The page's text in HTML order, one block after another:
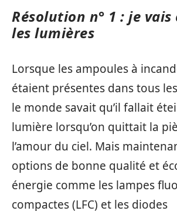
Résolution n° 1 : je
les lumières
Lorsque les ampoules à
étaient présentes dans tous
le monde savait qu’il fallait
lumière lorsqu’on quittait la
l’amour du ciel. Mais
options de bonne qualité et
énergie comme les lampes
compactes (LFC) et les diodes